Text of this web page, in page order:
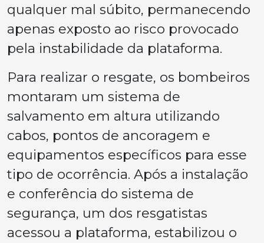
qualquer mal súbito, permanecendo
apenas exposto ao risco provocado
pela instabilidade da plataforma.
Para realizar o resgate, os bombeiros
montaram um sistema de
salvamento em altura utilizando
cabos, pontos de ancoragem e
equipamentos específicos para esse
tipo de ocorrência. Após a instalação
e conferência do sistema de
segurança, um dos resgatistas
acessou a plataforma, estabilizou o